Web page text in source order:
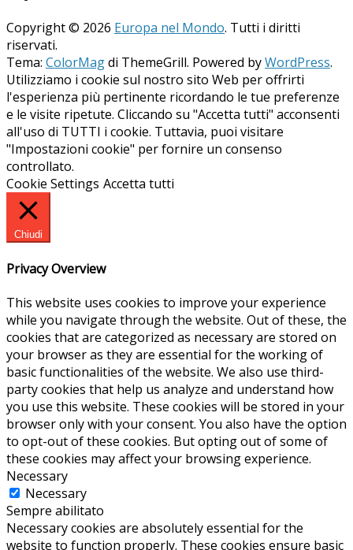
Copyright © 2026 Europa nel Mondo. Tutti i diritti
riservati.
Tema: ColorMagdi ThemeGrill. Powered byWordPress.
Utilizziamo i cookie sul nostro sito Web per offrirti
l'esperienza più pertinente ricordando le tue preferenze
e le visite ripetute. Cliccando su "Accetta tutti" acconsenti
all'uso di TUTTI i cookie. Tuttavia, puoi visitare
"Impostazioni cookie" per fornire un consenso
controllato.
Cookie Settings Accetta tutti
Chiudi
Privacy Overview
This website uses cookies to improve your experience
while you navigate through the website. Out of these, the
cookies that are categorized as necessary are stored on
your browser as they are essential for the working of
basic functionalities of the website. We also use third-
party cookies that help us analyze and understand how
you use this website. These cookies will be stored in your
browser only with your consent. You also have the option
to opt-out of these cookies. But opting out of some of
these cookies may affect your browsing experience.
Necessary
Necessary
Sempre abilitato
Necessary cookies are absolutely essential for the
website to function properly. These cookies ensure basic